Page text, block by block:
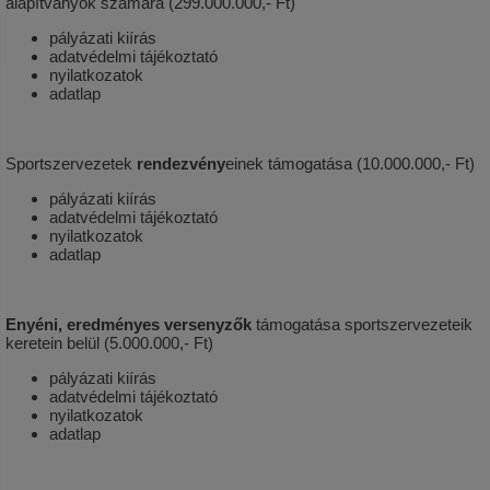
pályázati kiírás
adatvédelmi tájékoztató
nyilatkozatok
adatlap
Sportszervezetek rendezvényeinek támogatása (10.000.000,- Ft)
pályázati kiírás
adatvédelmi tájékoztató
nyilatkozatok
adatlap
Enyéni, eredményes versenyzők támogatása sportszervezeteik
keretein belül (5.000.000,- Ft)
pályázati kiírás
adatvédelmi tájékoztató
nyilatkozatok
adatlap